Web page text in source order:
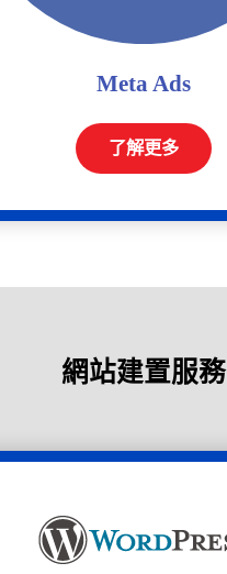
Meta Ads
了解更多
網站建置服務